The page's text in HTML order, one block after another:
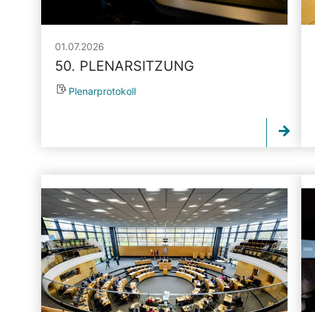
01.07.2026
50. PLENARSITZUNG
Plenarprotokoll